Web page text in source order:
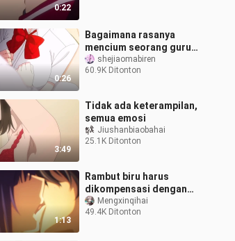
0:22
0:26
Bagaimana rasanya
mencium seorang guru
perempuan?
shejiaomabiren
60.9K Ditonton
3:49
Tidak ada keterampilan,
semua emosi
Jiushanbiaobahai
25.1K Ditonton
1:13
Rambut biru harus
dikompensasi dengan
baikMengxinqihai
49.4K Ditonton